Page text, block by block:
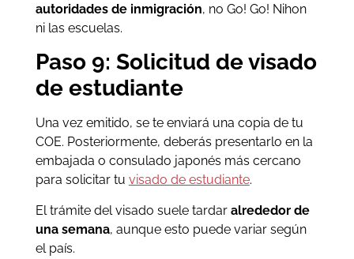
autoridades de inmigración, no Go! Go! Nihon
ni las escuelas.
Paso 9: Solicitud de visado
de estudiante
Una vez emitido, se te enviará una copia de tu
COE. Posteriormente, deberás presentarlo en la
embajada o consulado japonés más cercano
para solicitar tu visado de estudiante.
El trámite del visado suele tardar alrededor de
una semana, aunque esto puede variar según
el país.